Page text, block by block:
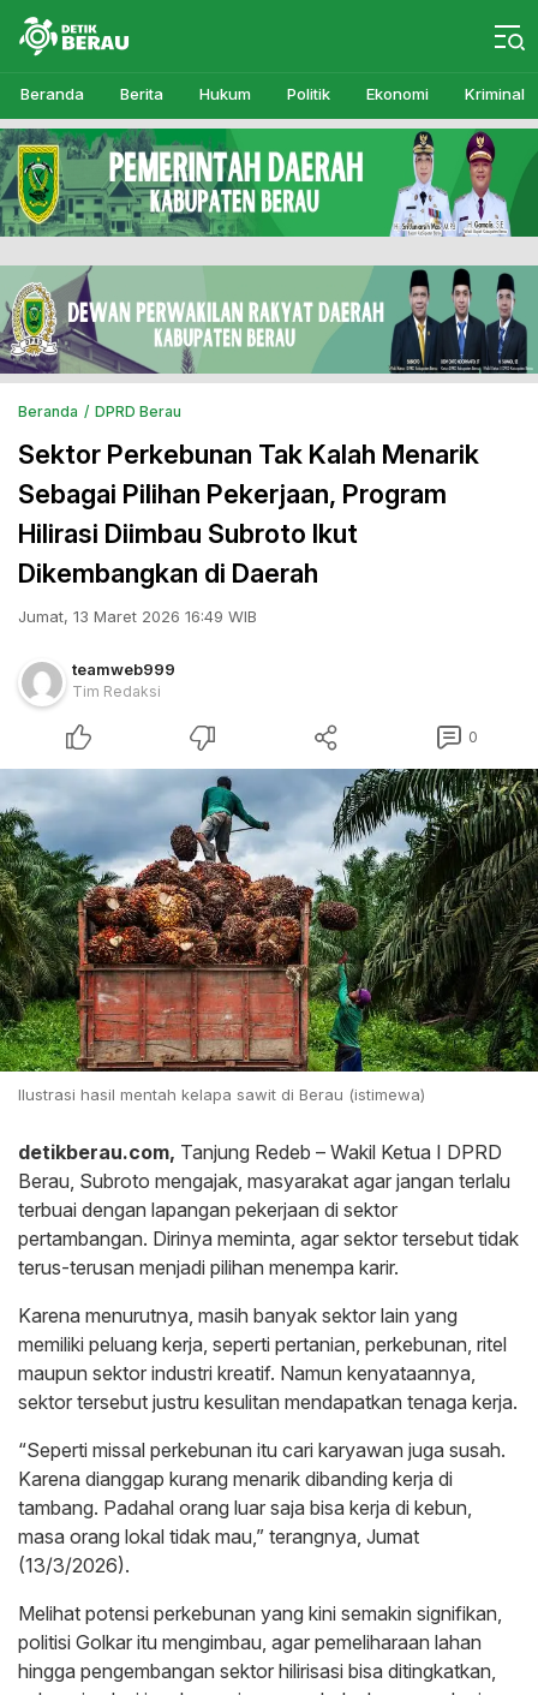
Detikberau.com
Media Diskusi Rakyat
Beranda Berita Hukum Politik Ekonomi Kriminal
Beranda DPRD Berau
Sektor Perkebunan Tak Kalah Menarik
Sebagai Pilihan Pekerjaan, Program
Hilirasi Diimbau Subroto Ikut
Dikembangkan di Daerah
Jumat, 13 Maret 2026 16:49 WIB
teamweb999
Tim Redaksi
0
Ilustrasi hasil mentah kelapa sawit di Berau (istimewa)
detikberau.com, Tanjung Redeb – Wakil Ketua I DPRD
Berau, Subroto mengajak, masyarakat agar jangan terlalu
terbuai dengan lapangan pekerjaan di sektor
pertambangan. Dirinya meminta, agar sektor tersebut tidak
terus-terusan menjadi pilihan menempa karir.
Karena menurutnya, masih banyak sektor lain yang
memiliki peluang kerja, seperti pertanian, perkebunan, ritel
maupun sektor industri kreatif. Namun kenyataannya,
sektor tersebut justru kesulitan mendapatkan tenaga kerja.
“Seperti missal perkebunan itu cari karyawan juga susah.
Karena dianggap kurang menarik dibanding kerja di
tambang. Padahal orang luar saja bisa kerja di kebun,
masa orang lokal tidak mau,” terangnya, Jumat
(13/3/2026).
Melihat potensi perkebunan yang kini semakin signifikan,
politisi Golkar itu mengimbau, agar pemeliharaan lahan
hingga pengembangan sektor hilirisasi bisa ditingkatkan,